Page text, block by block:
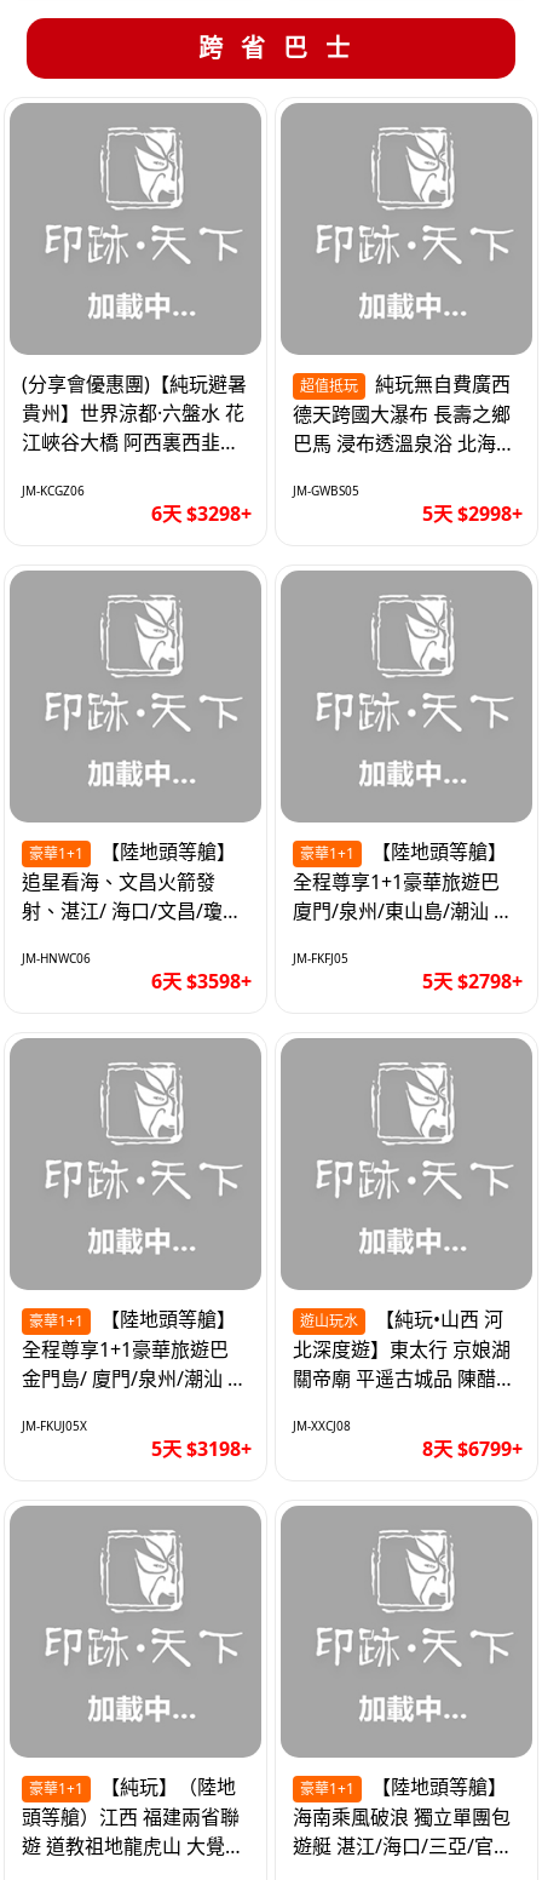
跨省巴士
(分享會優惠團)【純玩避暑
貴州】世界涼都·六盤水 花
江峽谷大橋 阿西裏西韭菜
JM-KCGZ06
6天 $3298+
超值抵玩
德天跨國大瀑布 長壽之鄉
巴馬 浸布透溫泉浴 北海銀
JM-GWBS05
5天 $2998+
豪華1+1
追星看海、文昌火箭發
射、湛江/ 海口/文昌/瓊海/
優質6天
JM-HNWC06
6天 $3598+
豪華1+1
全程尊享1+1豪華旅遊巴
廈門/泉州/東山島/潮汕 精
JM-FKFJ05
5天 $2798+
豪華1+1
全程尊享1+1豪華旅遊巴
金門島/ 廈門/泉州/潮汕 無
JM-FKUJ05X
5天 $3198+
遊山玩水
北深度遊】東太行 京娘湖
關帝廟 平遥古城品 陳醋咖
JM-XXCJ08
8天 $6799+
豪華1+1
頭等艙）江西 福建兩省聯
遊 道教祖地龍虎山 大覺山
豪華1+1
海南乘風破浪 獨立單團包
遊艇 湛江/海口/三亞/官塘/